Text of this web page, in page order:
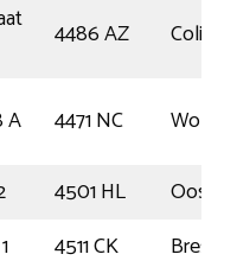
4486 AZ
A 4471 NC
4501 HL
4511 CK